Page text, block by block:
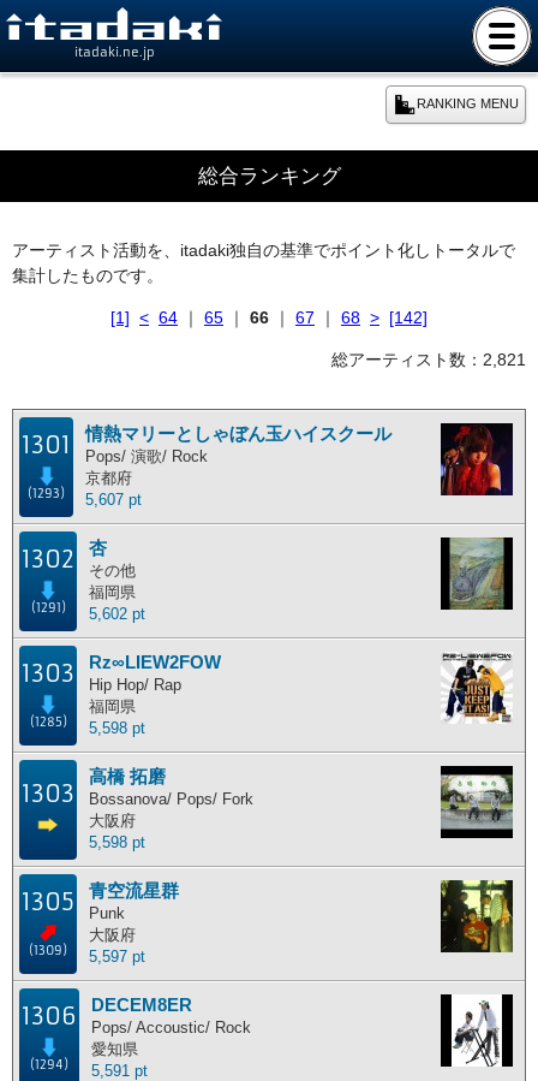
itadaki.ne.jp
RANKING MENU
本日のランキング
年間ランキング
主な活動地別に分けたランキングです。
北海道 東北地方 中部地方
近畿地方 九州地方
海外
総合ランキング
アーティスト活動を、itadaki独自の基準でポイント化しトータルで
集計したものです。
[1] < 64 ｜ 65 ｜ 66 ｜ 67 ｜ 68 > [142]
総アーティスト数：2,821
1301
(1293)
情熱マリーとしゃぼん玉ハイスクール
Pops/ 演歌/ Rock
京都府
5,607 pt
1302
(1291)
杏
その他
福岡県
5,602 pt
1303
(1285)
Rz∞LIEW2FOW
Hip Hop/ Rap
福岡県
5,598 pt
1303
高橋 拓磨
Bossanova/ Pops/ Fork
大阪府
5,598 pt
1305
(1309)
青空流星群
Punk
大阪府
5,597 pt
1306
(1294)
DECEM8ER
Pops/ Accoustic/ Rock
愛知県
5,591 pt